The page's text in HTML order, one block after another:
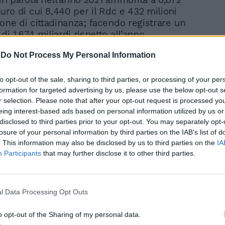
Do Not Process My Personal Information
opt-out of the sale, sharing to third parties, or processing of your
for targeted advertising by us, please use the below opt-out
selection. Please note that after your opt-out request is processed
interest-based ads based on personal information utilized by us
to third parties prior to your opt-out. You may separately
of your personal information by third parties on the IAB’s list of
This information may also be disclosed by us to third parties on the
Participants that may further disclose it to other third parties.
Data Processing Opt Outs
opt-out of the Sharing of my personal data.
di cui 8,440 per il Rdc e 432 milioni
di cittadinanza; facendo registrare un
1,674 miliardi rispetto all’anno
a molte persone occupabili di
proprie entrate.
Video su questo argomento
morte perché offre